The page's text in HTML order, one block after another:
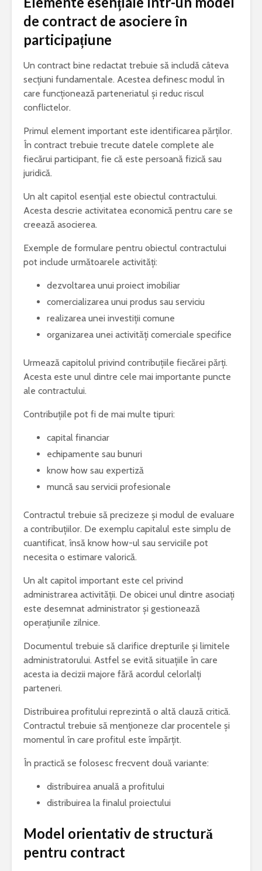
de contract de asociere în
participațiune
Un contract bine redactat trebuie să includă câteva
secțiuni fundamentale. Acestea definesc modul în
care funcționează parteneriatul și reduc riscul
conflictelor.
Primul element important este identificarea părților.
În contract trebuie trecute datele complete ale
fiecărui participant, fie că este persoană fizică sau
juridică.
Un alt capitol esențial este obiectul contractului.
Acesta descrie activitatea economică pentru care se
creează asocierea.
Exemple de formulare pentru obiectul contractului
pot include următoarele activități:
dezvoltarea unui proiect imobiliar
comercializarea unui produs sau serviciu
realizarea unei investiții comune
organizarea unei activități comerciale specifice
Urmează capitolul privind contribuțiile fiecărei părți.
Acesta este unul dintre cele mai importante puncte
ale contractului.
Contribuțiile pot fi de mai multe tipuri:
capital financiar
echipamente sau bunuri
know how sau expertiză
muncă sau servicii profesionale
Contractul trebuie să precizeze și modul de evaluare
a contribuțiilor. De exemplu capitalul este simplu de
cuantificat, însă know how-ul sau serviciile pot
necesita o estimare valorică.
Un alt capitol important este cel privind
administrarea activității. De obicei unul dintre asociați
este desemnat administrator și gestionează
operațiunile zilnice.
Documentul trebuie să clarifice drepturile și limitele
administratorului. Astfel se evită situațiile în care
acesta ia decizii majore fără acordul celorlalți
parteneri.
Distribuirea profitului reprezintă o altă clauză critică.
Contractul trebuie să menționeze clar procentele și
momentul în care profitul este împărțit.
În practică se folosesc frecvent două variante:
distribuirea anuală a profitului
distribuirea la finalul proiectului
Model orientativ de structură
pentru contract